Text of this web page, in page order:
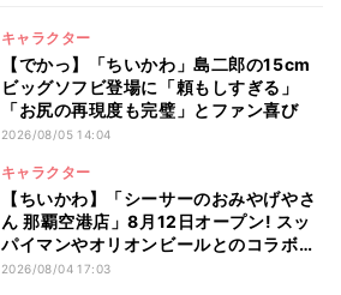
キャラクター
【でかっ】「ちいかわ」島二郎の15cm
ビッグソフビ登場に「頼もしすぎる」
「お尻の再現度も完璧」とファン喜び
2026/08/05 14:04
キャラクター
【ちいかわ】「シーサーのおみやげやさ
ん 那覇空港店」8月12日オープン! スッ
パイマンやオリオンビールとのコラボ商
品一覧
2026/08/04 17:03